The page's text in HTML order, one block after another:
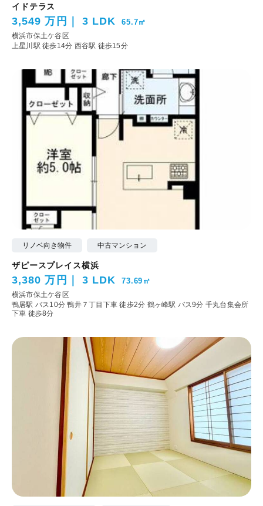
イドテラス
3,549 万円 3 LDK 65.7㎡
横浜市保土ケ谷区
上星川駅 徒歩14分 西谷駅 徒歩15分
リノベ向き物件 中古マンション
ザピースプレイス横浜
3,380 万円 3 LDK 73.69㎡
横浜市保土ケ谷区
鴨居駅 バス10分 鴨井７丁目下車 徒歩2分 鶴ヶ峰駅 バス9分 千丸台集会所
下車 徒歩8分